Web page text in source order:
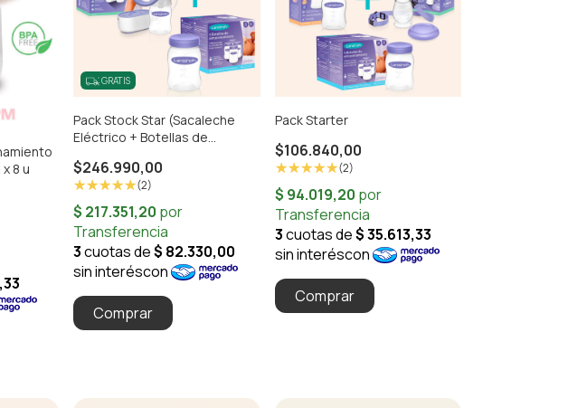
8 u
GRATIS
Pack Stock Star (Sacaleche
Eléctrico + Botellas de
$246.990,00
(2)
Pack Starter
$106.840,00
(2)